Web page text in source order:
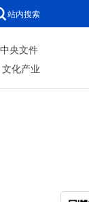
站内搜索
中央文件
文化产业